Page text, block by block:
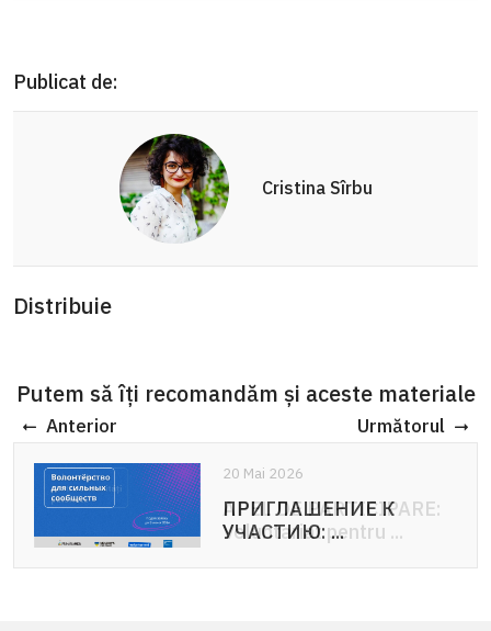
Publicat de:
Cristina Sîrbu
Distribuie
Putem să îți recomandăm și aceste materiale
Anterior Următorul
20 Mai 2026
ПРИГЛАШЕНИЕ К
УЧАСТИЮ: ...
20 Mai 2026
APEL DE PARTICIPARE:
Voluntariat pentru ...